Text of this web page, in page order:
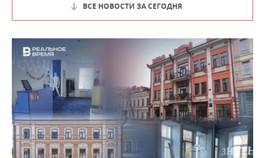
ВСЕ НОВОСТИ ЗА СЕГОДНЯ